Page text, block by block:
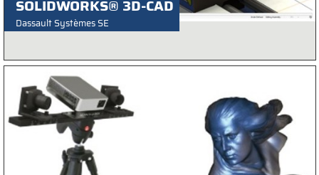
SOLIDWORKS® 3D-CAD
Dassault Systèmes SE